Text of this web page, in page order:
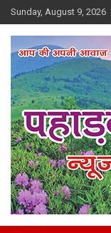
Skip
to
content
Sunday, August 9, 2026